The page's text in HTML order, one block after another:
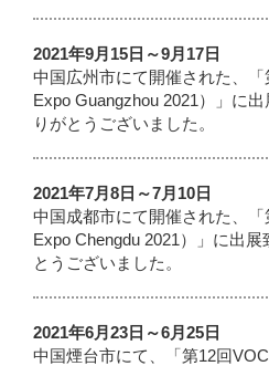
2021年9月15日～9月17日
中国広州市にて開催された、
Expo Guangzhou 2021）」に
りがとうございました。
2021年7月8日～7月10日
中国成都市にて開催された、
Expo Chengdu 2021）」に出
とうございました。
2021年6月23日～6月25日
中国煙台市にて、「第12回